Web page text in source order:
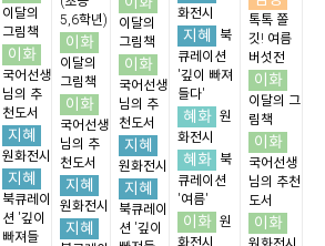
이달의
그림책
이화
국어선생
님의 추
천도서
지혜
원화전시
지혜
북큐레이
션 '깊이
빠져들
5,6학년)
이화
이달의
그림책
이화
국어선생
님의 추
천도서
지혜
원화전시
지혜
이달의
그림책
이화
국어선생
님의 추
천도서
지혜
원화전시
지혜
북큐레이
션 '깊이
화전시
지혜
북
큐레이션
'깊이 빠져
들다'
혜화 원
화전시
혜화
북
큐레이션
'여름'
이화 원
화전시
톡톡 쫄
깃! 여름
버섯전
이화
이달의 그
림책
이화
국어선생
님의 추천
도서
이화